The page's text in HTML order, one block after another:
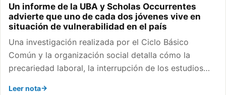
Un informe de la UBA y Scholas Occurrentes
advierte que uno de cada dos jóvenes vive en
situación de vulnerabilidad en el país
Una investigación realizada por el Ciclo Básico
Común y la organización social detalla cómo la
precariedad laboral, la interrupción de los estudios…
Leer nota